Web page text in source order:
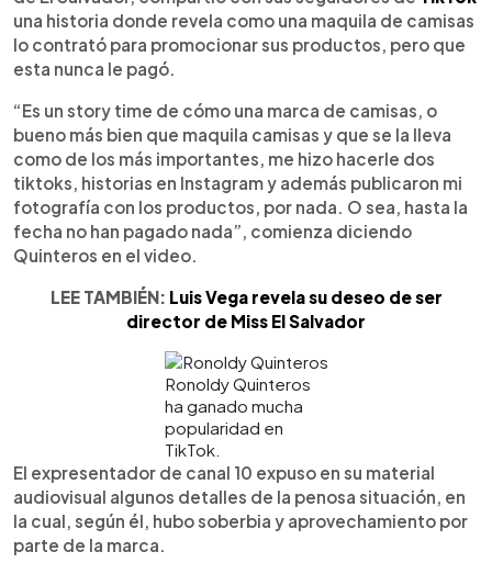
una historia donde revela como una maquila de camisas
lo contrató para promocionar sus productos, pero que
esta nunca le pagó.
“Es un story time de cómo una marca de camisas, o
bueno más bien que maquila camisas y que se la lleva
como de los más importantes, me hizo hacerle dos
tiktoks, historias en Instagram y además publicaron mi
fotografía con los productos, por nada. O sea, hasta la
fecha no han pagado nada”, comienza diciendo
Quinteros en el video.
LEE TAMBIÉN: Luis Vega revela su deseo de ser
director de Miss El Salvador
Ronoldy Quinteros
ha ganado mucha
popularidad en
TikTok.
El expresentador de canal 10 expuso en su material
audiovisual algunos detalles de la penosa situación, en
la cual, según él, hubo soberbia y aprovechamiento por
parte de la marca.